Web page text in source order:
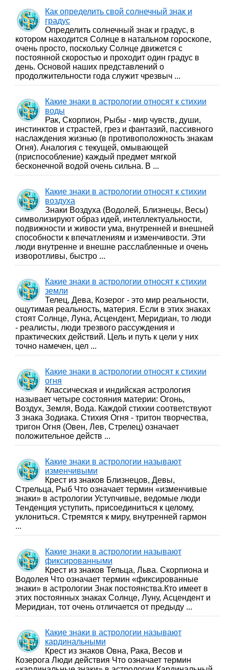
Как определить свой солнечный знак и
градус
Определить солнечный знак и градус, в
котором находится Солнце в натальном гороскопе,
очень просто, поскольку Солнце движется с
постоянной скоростью и проходит один градус в
день. Основой наших представлений о
продолжительности года служит чрезвыч ...
Какие знаки в астрологии относят к стихии
воды
Рак, Скорпион, Рыбы - мир чувств, души,
инстинктов и страстей, грез и фантазий, пассивного
наслаждения жизнью (в противоположность знакам
Огня). Аналогия с текущей, омывающей
(приспособление) каждый предмет мягкой
бесконечной водой очень сильна. В ...
Какие знаки в астрологии относят к стихии
воздуха
Знаки Воздуха (Водолей, Близнецы, Весы)
символизируют образ идей, интеллектуальности,
подвижности и живости ума, внутренней и внешней
способности к впечатлениям и изменчивости. Эти
люди внутренне и внешне расслабленные и очень
изворотливы, быстро ...
Какие знаки в астрологии относят к стихии
земли
Телец, Дева, Козерог - это мир реальности,
ощутимая реальность, материя. Если в этих знаках
стоят Солнце, Луна, Асцендент, Меридиан, то люди
- реалисты, люди трезвого рассуждения и
практических действий. Цель и путь к цели у них
точно намечен, цел ...
Какие знаки в астрологии относят к стихии
огня
Классическая и индийская астрология
называет четыре состояния материи: Огонь,
Воздух, Земля, Вода. Каждой стихии соответствуют
3 знака Зодиака. Стихия Огня - тритон творчества,
тригон Огня (Овен, Лев, Стрелец) означает
положительное действ ...
Какие знаки в астрологии называют
изменчивыми
Крест из знаков Близнецов, Девы,
Стрельца, Рыб Что означает термин «изменчивые
знаки» в астрологии Уступчивые, ведомые люди
Тенденция уступить, присоединиться к целому,
уклониться. Стремятся к миру, внутренней гармон
...
Какие знаки в астрологии называют
фиксированными
Крест из знаков Тельца, Льва. Скорпиона и
Водолея Что означает термин «фиксированные
знаки» в астрологии Знак постоянства.Кто имеет в
этих постоянных знаках Солнце, Луну, Асцендент и
Меридиан, тот очень отличается от предыду ...
Какие знаки в астрологии называют
кардинальными
Крест из знаков Овна, Рака, Весов и
Козерога Люди действия Что означает термин